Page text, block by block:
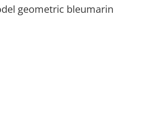
geometric bleumarin